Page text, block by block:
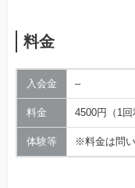
料金
入会金 –
料金 4500円（1回
体験等 ※料金は問